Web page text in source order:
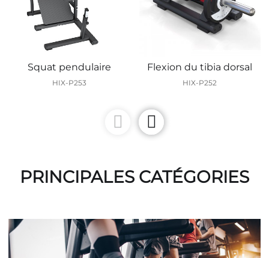
Squat pendulaire
HIX-P253
Flexion du tibia dorsal
HIX-P252
PRINCIPALES CATÉGORIES